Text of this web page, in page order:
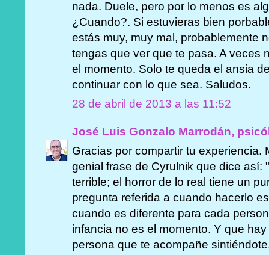
nada. Duele, pero por lo menos es
¿Cuando?. Si estuvieras bien
estás muy, muy mal, probablemente
tengas que ver que te pasa. A veces
el momento. Solo te queda el ansia
continuar con lo que sea. Saludos.
28 de abril de 2013 a las 11:52
José Luis Gonzalo Marrodán,
Gracias por compartir tu experiencia.
genial frase de Cyrulnik que dice así:
terrible; el horror de lo real tiene un
pregunta referida a cuando hacerlo
cuando es diferente para cada
infancia no es el momento. Y que
persona que te acompañe